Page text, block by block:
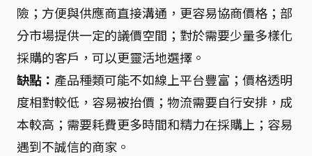
險；方便與供應商直接溝通，更容易協商價格；部
分市場提供一定的議價空間；對於需要少量多樣化
採購的客戶，可以更靈活地選擇。
缺點： 產品種類可能不如線上平台豐富；價格透明
度相對較低，容易被抬價；物流需要自行安排，成
本較高；需要耗費更多時間和精力在採購上；容易
遇到不誠信的商家。